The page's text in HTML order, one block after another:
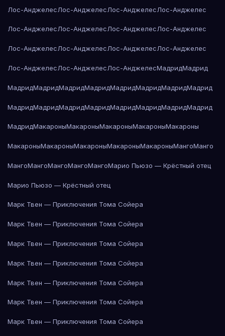
Лос-АнджелесЛос-АнджелесЛос-АнджелесЛос-Анджелес
Лос-АнджелесЛос-АнджелесЛос-АнджелесЛос-Анджелес
Лос-АнджелесЛос-АнджелесЛос-АнджелесЛос-Анджелес
Лос-АнджелесЛос-АнджелесЛос-АнджелесМадридМадрид
МадридМадридМадридМадридМадридМадридМадридМадрид
МадридМадридМадридМадридМадридМадридМадридМадрид
МадридМакароныМакароныМакароныМакароныМакароны
МакароныМакароныМакароныМакароныМакароныМангоМанго
МангоМангоМангоМангоМангоМарио Пьюзо — Крёстный отец
Марио Пьюзо — Крёстный отец
Марк Твен — Приключения Тома Сойера
Марк Твен — Приключения Тома Сойера
Марк Твен — Приключения Тома Сойера
Марк Твен — Приключения Тома Сойера
Марк Твен — Приключения Тома Сойера
Марк Твен — Приключения Тома Сойера
Марк Твен — Приключения Тома Сойера